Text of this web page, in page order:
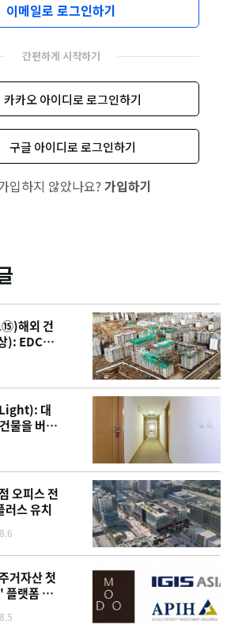
이메일로 로그인하기
간편하게 시작하기
카카오 아이디로 로그인하기
구글 아이디로 로그인하기
입하지 않았나요? 가입하기
⑮)해외 건
): EDCF
복합시설
대
물을 버리
을까
오피스 전
러스 유치
거자산 첫
랫폼 가